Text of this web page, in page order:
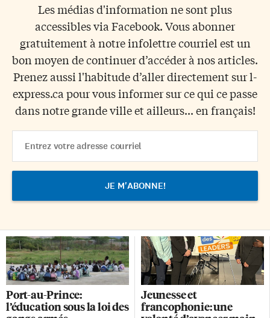
Les médias d'information ne sont plus
accessibles via Facebook. Vous abonner
gratuitement à notre infolettre courriel est un
bon moyen de continuer d’accéder à nos articles.
Prenez aussi l'habitude d’aller directement sur l-
express.ca pour vous informer sur ce qui ce passe
dans notre grande ville et ailleurs... en français!
Address
Port-au-Prince:
l’éducation sous la loi des
Jeunesse et
francophonie: une